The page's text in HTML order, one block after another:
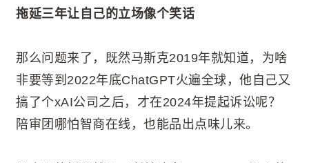
拖延三年让自己的立场像个笑话
那么问题来了，既然马斯克2019年就知道，为啥
非要等到2022年底ChatGPT火遍全球，他自己又
搞了个xAI公司之后，才在2024年提起诉讼呢？
陪审团哪怕智商在线，也能品出点味儿来。